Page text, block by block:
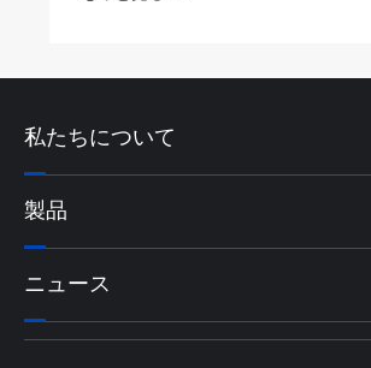
私たちについて
製品
ニュース